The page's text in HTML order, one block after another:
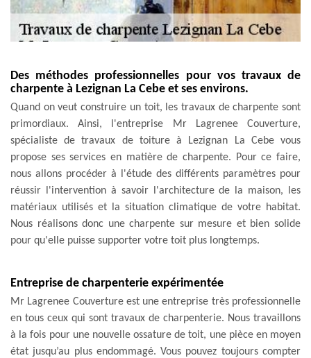
Des méthodes professionnelles pour vos travaux de
charpente à Lezignan La Cebe et ses environs.
Quand on veut construire un toit, les travaux de charpente sont
primordiaux. Ainsi, l'entreprise Mr Lagrenee Couverture,
spécialiste de travaux de toiture à Lezignan La Cebe vous
propose ses services en matière de charpente. Pour ce faire,
nous allons procéder à l'étude des différents paramètres pour
réussir l'intervention à savoir l'architecture de la maison, les
matériaux utilisés et la situation climatique de votre habitat.
Nous réalisons donc une charpente sur mesure et bien solide
pour qu'elle puisse supporter votre toit plus longtemps.
Entreprise de charpenterie expérimentée
Mr Lagrenee Couverture est une entreprise très professionnelle
en tous ceux qui sont travaux de charpenterie. Nous travaillons
à la fois pour une nouvelle ossature de toit, une pièce en moyen
état jusqu’au plus endommagé. Vous pouvez toujours compter